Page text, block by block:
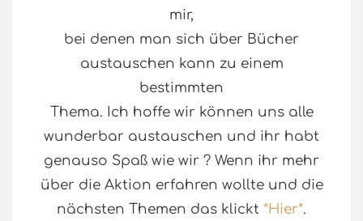
mir,
bei denen man sich über Bücher
austauschen kann zu einem
bestimmten
Thema. Ich hoffe wir können uns alle
wunderbar austauschen und ihr habt
genauso Spaß wie wir ? Wenn ihr mehr
über die Aktion erfahren wollte und die
nächsten Themen das klickt *Hier*.